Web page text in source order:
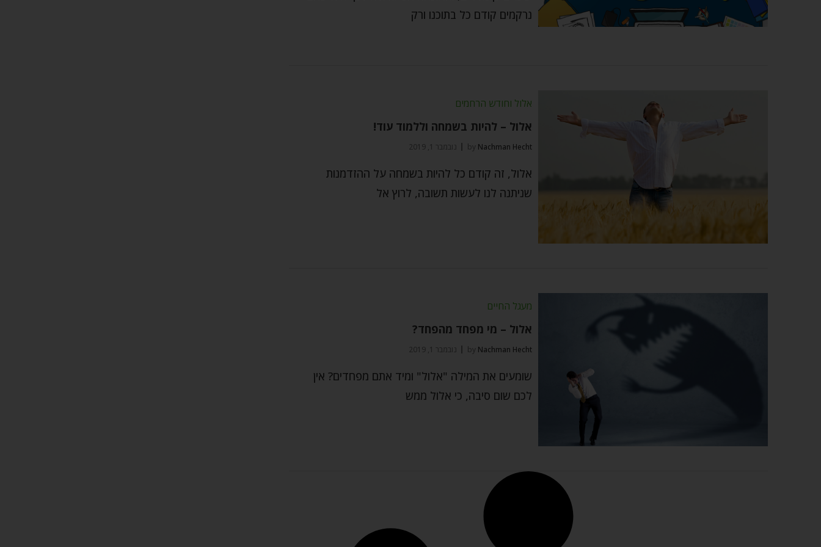
נרקמים קודם כל בתוכנו ורק
אלול וחודש הרחמים
אלול – להיות בשמחה וללמוד עוד!
by Nachman Hecht נובמבר 1, 2019
אלול, זה קודם כל להיות בשמחה על ההזדמנות
שניתנה לנו לעשות תשובה, לרוץ אל
מעגל החיים
אלול – מי מפחד מהפחד?
by Nachman Hecht נובמבר 1, 2019
שומעים את המילה "אלול" ומיד אתם מפחדים? אין
לכם שום סיבה, כי אלול ממש